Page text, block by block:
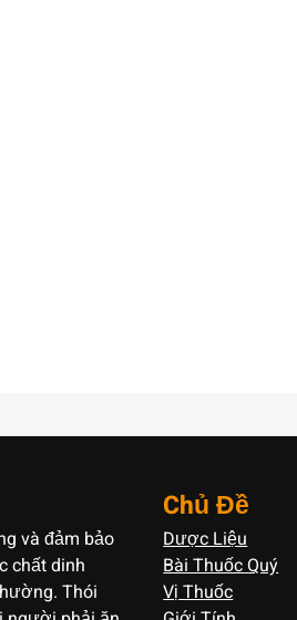
và đảm bảo
chất dinh
Thói
Chủ Đề
Dược Liệu
Bài Thuốc Quý
Vị Thuốc